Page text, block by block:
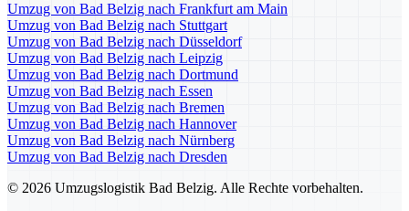
Umzug von Bad Belzig nach Frankfurt am Main
Umzug von Bad Belzig nach Stuttgart
Umzug von Bad Belzig nach Düsseldorf
Umzug von Bad Belzig nach Leipzig
Umzug von Bad Belzig nach Dortmund
Umzug von Bad Belzig nach Essen
Umzug von Bad Belzig nach Bremen
Umzug von Bad Belzig nach Hannover
Umzug von Bad Belzig nach Nürnberg
Umzug von Bad Belzig nach Dresden
© 2026 Umzugslogistik Bad Belzig. Alle Rechte vorbehalten.